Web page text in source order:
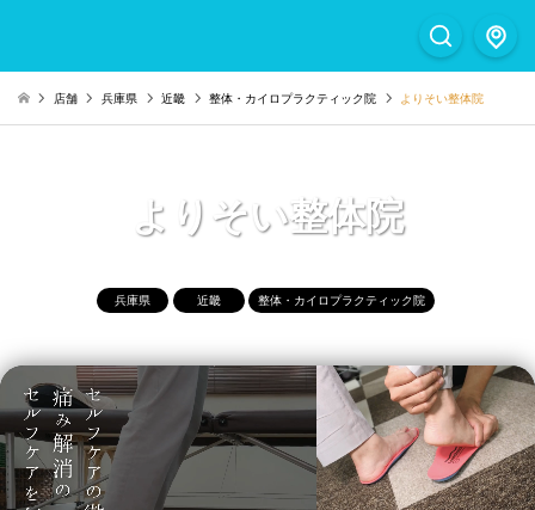
店舗 兵庫県 近畿 整体・カイロプラクティック院 よりそい整体院
よりそい整体院
兵庫県 近畿 整体・カイロプラクティック院